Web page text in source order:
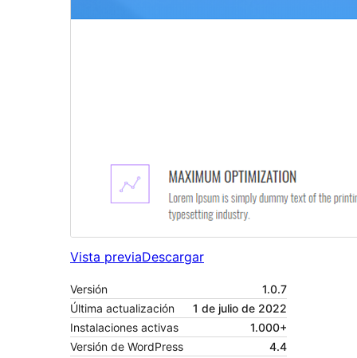
Vista previaDescargar
Versión
1.0.7
Última actualización
1 de julio de 2022
Instalaciones activas
1.000+
Versión de WordPress
4.4